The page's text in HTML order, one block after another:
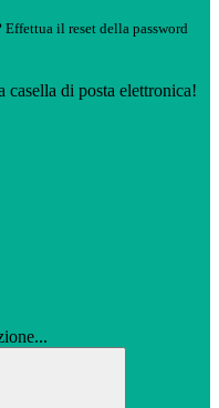
il reset della password
di posta elettronica!